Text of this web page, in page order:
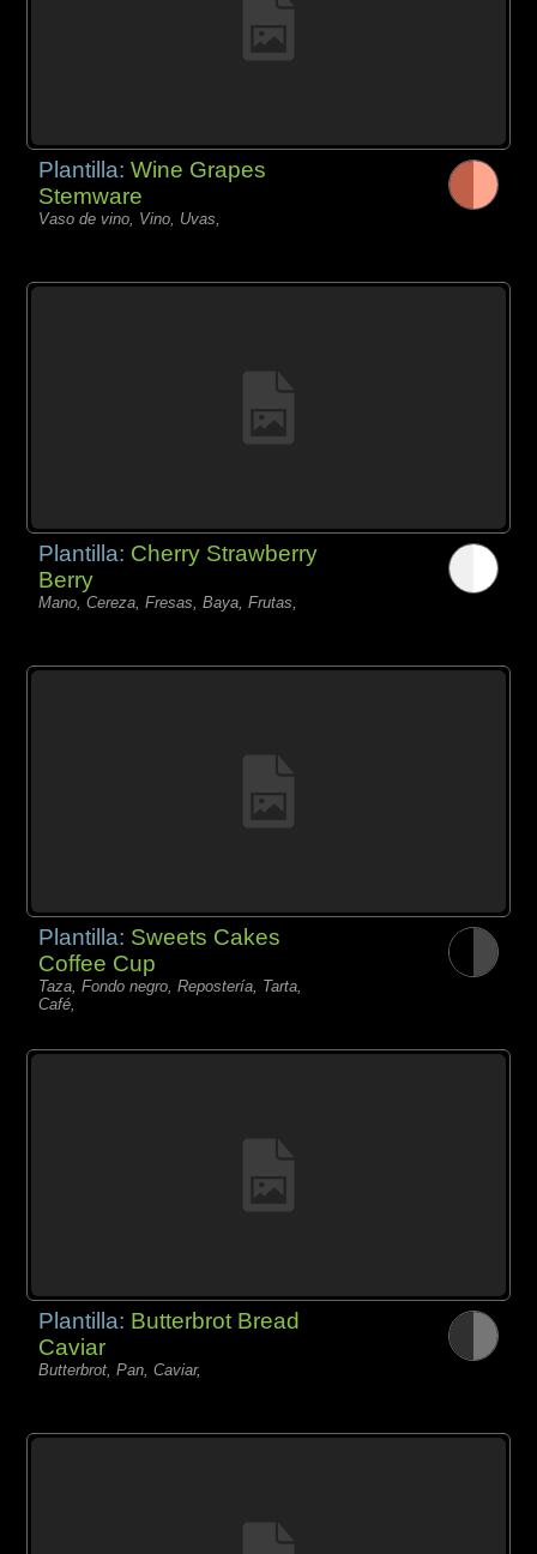
Plantilla:Wine Grapes
Stemware
Vaso de vino, Vino, Uvas,
Plantilla: Cherry Strawberry
Berry
Mano, Cereza, Fresas, Baya, Frutas,
Plantilla: Sweets Cakes
Coffee Cup
Taza, Fondo negro, Repostería, Tarta,
Café,
Plantilla: Butterbrot Bread
Caviar
Butterbrot, Pan, Caviar,